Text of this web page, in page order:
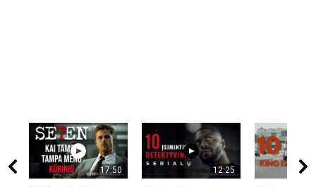
17:50 12:25